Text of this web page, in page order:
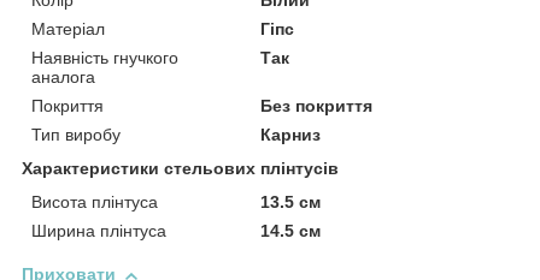
Матеріал
Гіпс
Наявність гнучкого
аналога
Так
Покриття
Без покриття
Тип виробу
Карниз
Характеристики стельових плінтусів
Висота плінтуса
13.5 см
Ширина плінтуса
14.5 см
Приховати